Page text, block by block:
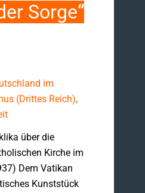
Sorge“
im
(Drittes Reich),
über die
Kirche im
Dem Vatikan
Kunststück